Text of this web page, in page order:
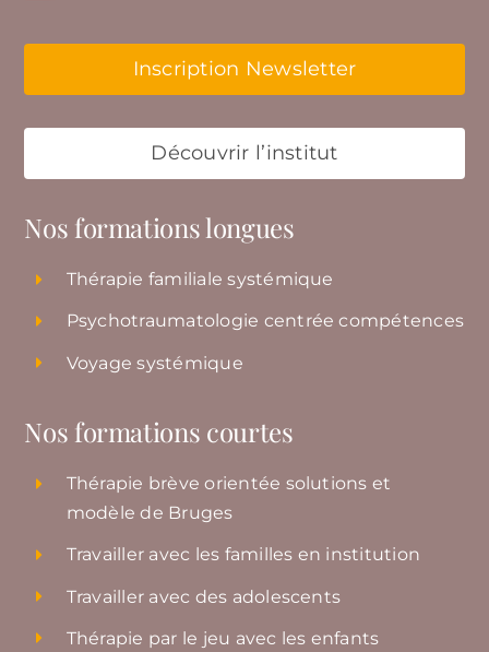
Inscription Newsletter
Découvrir l’institut
Nos formations longues
Thérapie familiale systémique
Psychotraumatologie centrée compétences
Voyage systémique
Nos formations courtes
Thérapie brève orientée solutions et
modèle de Bruges
Travailler avec les familles en institution
Travailler avec des adolescents
Thérapie par le jeu avec les enfants